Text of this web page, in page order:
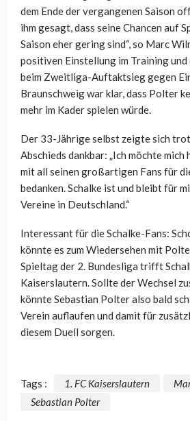
dem Ende der vergangenen Saison
ihm gesagt, dass seine Chancen auf
Saison eher gering sind“, so Marc
positiven Einstellung im Training und
beim Zweitliga-Auftaktsieg gegen
Braunschweig war klar, dass Polter
mehr im Kader spielen würde.
Der 33-Jährige selbst zeigte sich
Abschieds dankbar: „Ich möchte mich
mit all seinen großartigen Fans für
bedanken. Schalke ist und bleibt für
Vereine in Deutschland.“
Interessant für die Schalke-Fans:
könnte es zum Wiedersehen mit
Spieltag der 2. Bundesliga trifft
Kaiserslautern. Sollte der Wechsel
könnte Sebastian Polter also bald
Verein auflaufen und damit für
diesem Duell sorgen.
Tags : 1. FC Kaiserslautern
Sebastian Polter